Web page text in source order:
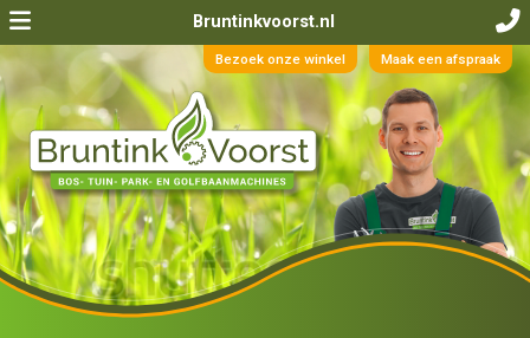
Bruntinkvoorst.nl
Bezoek onze winkel Maak een afspraak